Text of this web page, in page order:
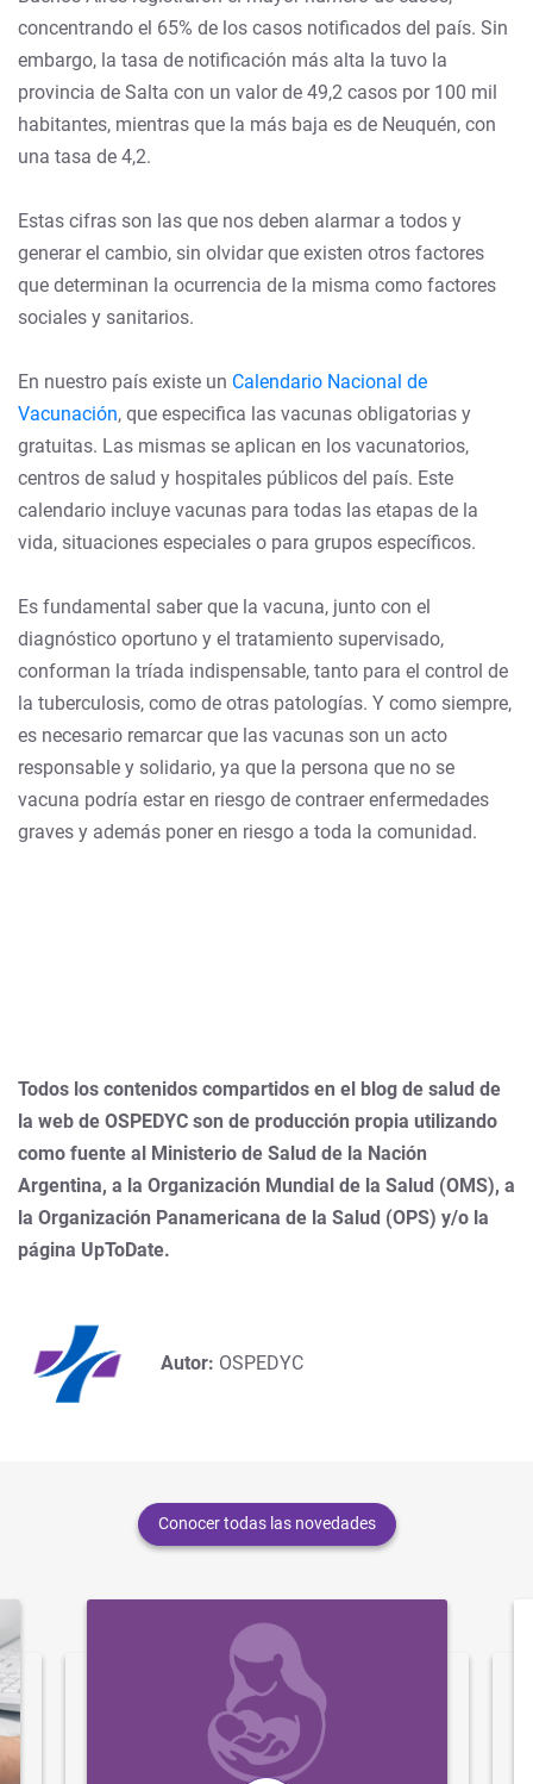
concentrando el 65% de los casos notificados del país. Sin
embargo, la tasa de notificación más alta la tuvo la
provincia de Salta con un valor de 49,2 casos por 100 mil
habitantes, mientras que la más baja es de Neuquén, con
una tasa de 4,2.
Estas cifras son las que nos deben alarmar a todos y
generar el cambio, sin olvidar que existen otros factores
que determinan la ocurrencia de la misma como factores
sociales y sanitarios.
En nuestro país existe un Calendario Nacional de
Vacunación, que especifica las vacunas obligatorias y
gratuitas. Las mismas se aplican en los vacunatorios,
centros de salud y hospitales públicos del país. Este
calendario incluye vacunas para todas las etapas de la
vida, situaciones especiales o para grupos específicos.
Es fundamental saber que la vacuna, junto con el
diagnóstico oportuno y el tratamiento supervisado,
conforman la tríada indispensable, tanto para el control de
la tuberculosis, como de otras patologías. Y como siempre,
es necesario remarcar que las vacunas son un acto
responsable y solidario, ya que la persona que no se
vacuna podría estar en riesgo de contraer enfermedades
graves y además poner en riesgo a toda la comunidad.
Todos los contenidos compartidos en el blog de salud de
la web de OSPEDYC son de producción propia utilizando
como fuente al Ministerio de Salud de la Nación
Argentina, a la Organización Mundial de la Salud (OMS), a
la Organización Panamericana de la Salud (OPS) y/o la
página UpToDate.
Autor: OSPEDYC
Conocer todas las novedades